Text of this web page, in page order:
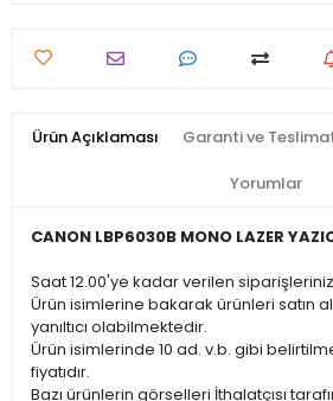
Ürün Açıklaması Garanti ve
Yorumlar
CANON LBP6030B MONO LAZER
Saat 12.00'ye kadar verilen
Ürün isimlerine bakarak ürünleri satın
yanıltıcı olabilmektedir.
Ürün isimlerinde 10 ad. v.b. gibi
fiyatıdır.
Bazı ürünlerin görselleri İthalatçısı